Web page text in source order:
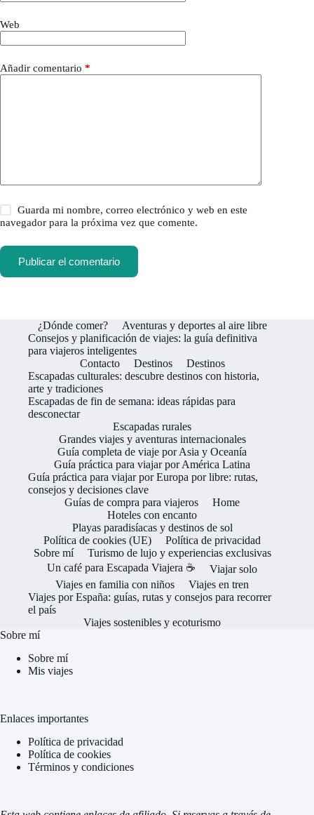
Web
Añadir comentario *
Guarda mi nombre, correo electrónico y web en este
navegador para la próxima vez que comente.
Publicar el comentario
¿Dónde comer?
Aventuras y deportes al aire libre
Consejos y planificación de viajes: la guía definitiva
para viajeros inteligentes
Contacto
Destinos
Destinos
Escapadas culturales: descubre destinos con historia,
arte y tradiciones
Escapadas de fin de semana: ideas rápidas para
desconectar
Escapadas rurales
Grandes viajes y aventuras internacionales
Guía completa de viaje por Asia y Oceanía
Guía práctica para viajar por América Latina
Guía práctica para viajar por Europa por libre: rutas,
consejos y decisiones clave
Guías de compra para viajeros
Home
Hoteles con encanto
Playas paradisíacas y destinos de sol
Política de cookies (UE)
Política de privacidad
Sobre mí
Turismo de lujo y experiencias exclusivas
Un café para Escapada Viajera ☕
Viajar solo
Viajes en familia con niños
Viajes en tren
Viajes por España: guías, rutas y consejos para recorrer
el país
Viajes sostenibles y ecoturismo
Sobre mí
Sobre mí
Mis viajes
Enlaces importantes
Política de privacidad
Política de cookies
Términos y condiciones